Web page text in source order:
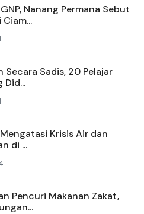
Nanang Permana Sebut
Secara Sadis, 20 Pelajar
Did...
Krisis Air dan
di ...
Pencuri Makanan Zakat,